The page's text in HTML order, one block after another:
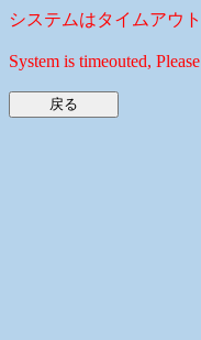
システムはタイムアウ
System is timeouted,